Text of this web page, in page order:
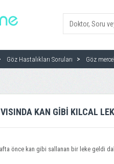
Göz Hastalıkları Soruları Göz
KAN GIBI KILCAL
önce kan gibi sallanan bir leke geldi